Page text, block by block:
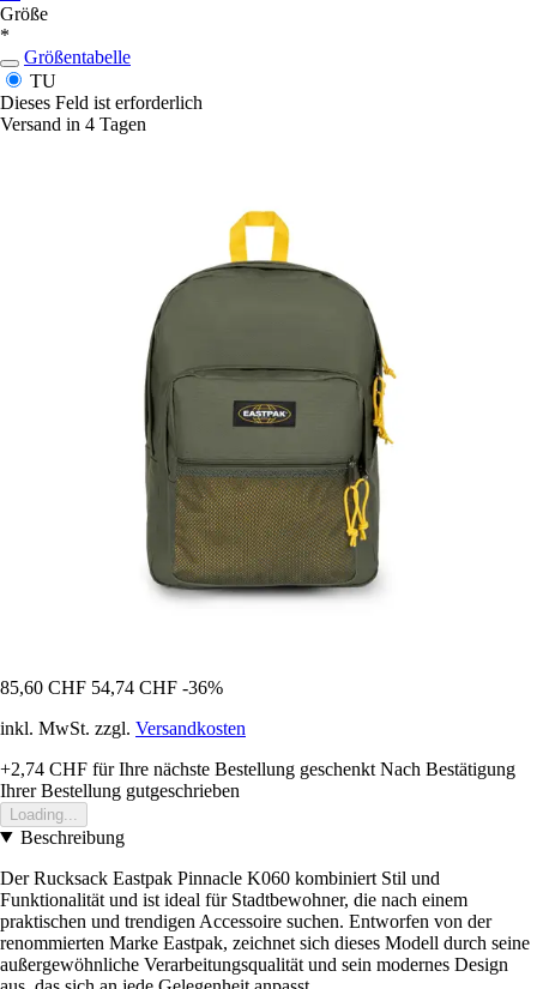
Größe
*
Größentabelle
TU
Dieses Feld ist erforderlich
Versand in 4 Tagen
85,60 CHF 54,74 CHF -36%
inkl. MwSt. zzgl. Versandkosten
+2,74 CHF für Ihre nächste Bestellung geschenkt Nach Bestätigung
Ihrer Bestellung gutgeschrieben
Loading...
Beschreibung
Der Rucksack Eastpak Pinnacle K060 kombiniert Stil und
Funktionalität und ist ideal für Stadtbewohner, die nach einem
praktischen und trendigen Accessoire suchen. Entworfen von der
renommierten Marke Eastpak, zeichnet sich dieses Modell durch seine
außergewöhnliche Verarbeitungsqualität und sein modernes Design